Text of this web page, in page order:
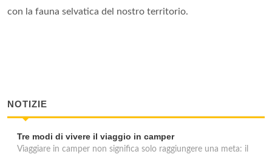
con la fauna selvatica del nostro territorio.
NOTIZIE
Tre modi di vivere il viaggio in camper
Viaggiare in camper non significa solo raggiungere una meta: il